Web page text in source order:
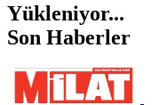
Yükleniyor...
Son Haberler